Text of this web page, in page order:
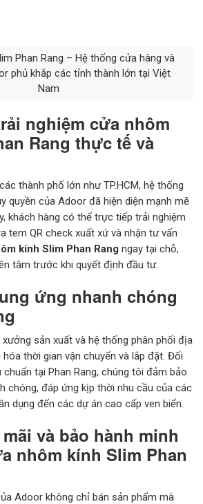
Phan Rang – Hệ thống cửa hàng và
phủ khắp các tỉnh thành lớn tại Việt
Nam
nghiệm cửa nhôm
Rang thực tế và
thành phố lớn như TP.HCM, hệ thống
quyền của Adoor đã hiện diện mạnh mẽ
khách hàng có thể trực tiếp trải nghiệm
tem QR check xuất xứ và nhận tư vấn
kính Slim Phan Rang ngay tại chỗ,
tâm trước khi quyết định đầu tư.
ứng nhanh chóng
sản xuất và hệ thống phân phối địa
thời gian vận chuyển và lắp đặt. Đối
tại Phan Rang, chúng tôi đảm bảo
chóng, đáp ứng kịp thời nhu cầu của các
dụng đến các dự án cao cấp ven biển.
và bảo hành minh
nhôm kính Slim Phan
Adoor không chỉ bán sản phẩm mà